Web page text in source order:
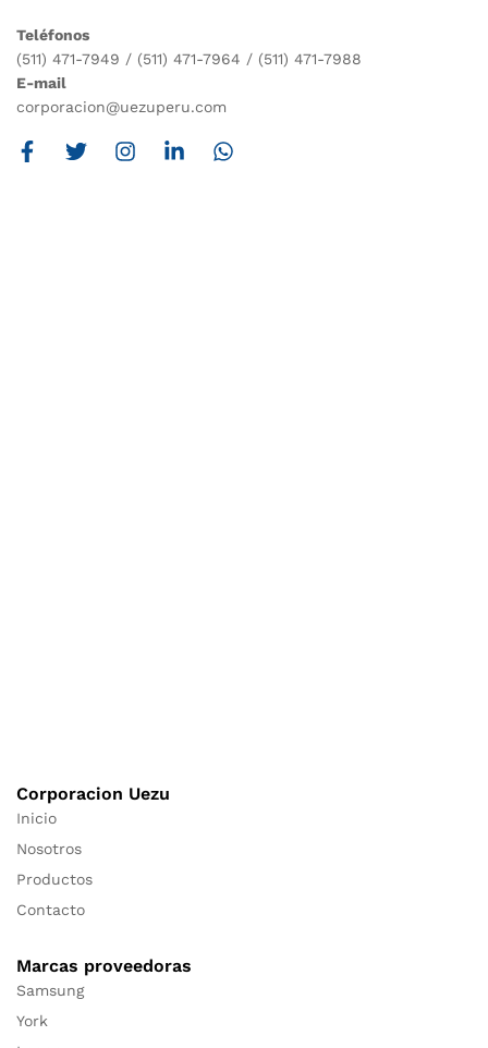
Teléfonos
(511) 471-7949 / (511) 471-7964 / (511) 471-7988
E-mail
corporacion@uezuperu.com
Corporacion Uezu
Inicio
Nosotros
Productos
Contacto
Marcas proveedoras
Samsung
York